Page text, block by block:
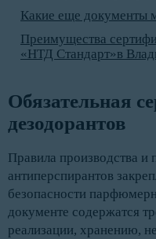
Какие еще документы
Преимущества
«НТД Стандарт»в
Обязательная
дезодорантов
Правила производства и
антиперспирантов
безопасности
документе содержатся
реализации, хранению,